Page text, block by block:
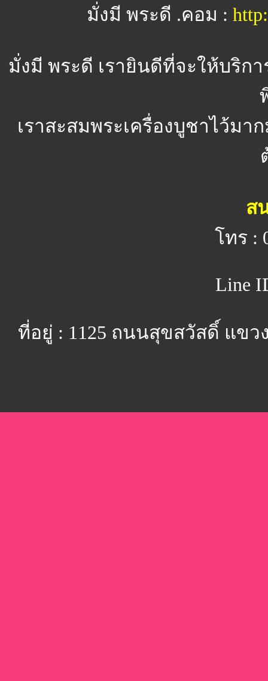
มั่งมี พระดี .คอม :
มั่งมี พระดี เรายินดีที่จะให้บริก
เราสะสมพระเครื่องบูชาไว้ม
ส
โทร :
Line
ที่อยู่ : 1125 ถนนสุขสวัสดิ์ แขว